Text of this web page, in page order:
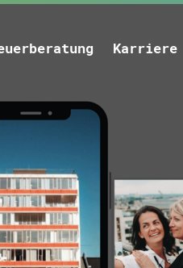
Karriere